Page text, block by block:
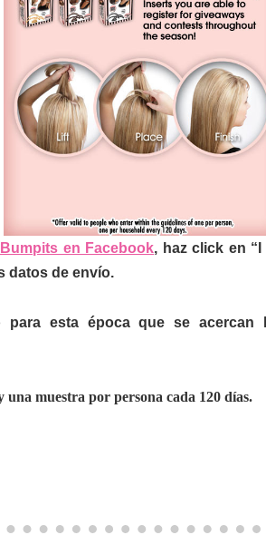
en Facebook, haz click en
datos de envío.
para esta época que se acercan
muestra por persona cada 120 días.